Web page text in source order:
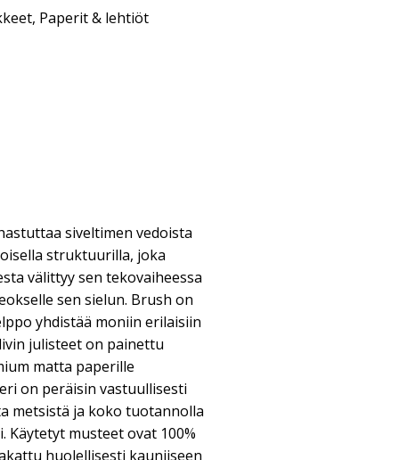
, Paperit & lehtiöt
siveltimen vedoista
struktuurilla, joka
välittyy sen tekovaiheessa
sen sielun. Brush on
yhdistää moniin erilaisiin
julisteet on painettu
matta paperille
on peräisin vastuullisesti
metsistä ja koko tuotannolla
musteet ovat 100%
huolellisesti kauniiseen